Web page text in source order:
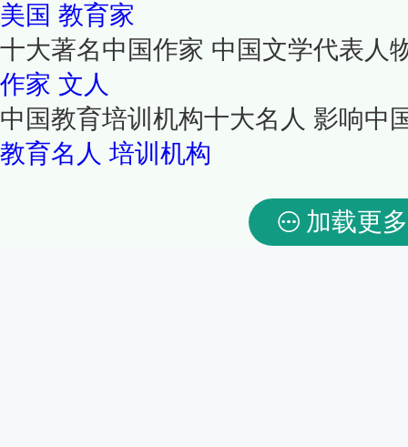
美国 教育家
十大著名中国作家 中国文学代表人
作家 文人
中国教育培训机构十大名人 影响中
教育名人 培训机构
加载更多